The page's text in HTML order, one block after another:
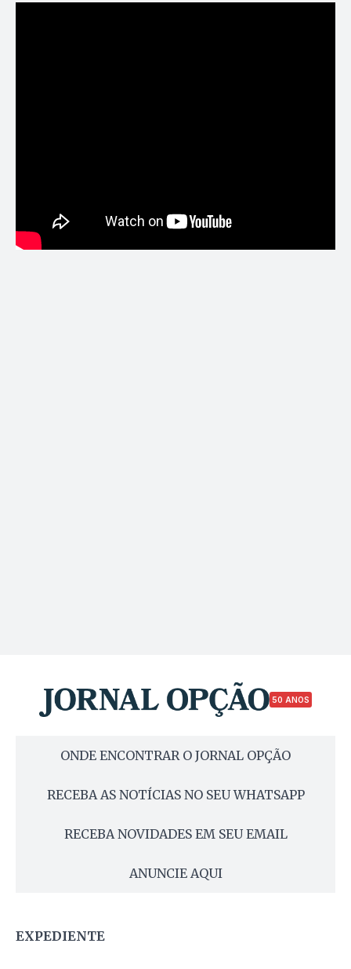
50 ANOS
ONDE ENCONTRAR O JORNAL OPÇÃO
RECEBA AS NOTÍCIAS NO SEU WHATSAPP
RECEBA NOVIDADES EM SEU EMAIL
ANUNCIE AQUI
EXPEDIENTE